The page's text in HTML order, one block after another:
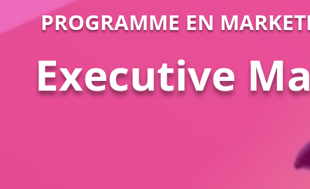
PROGRAMME EN
Executive